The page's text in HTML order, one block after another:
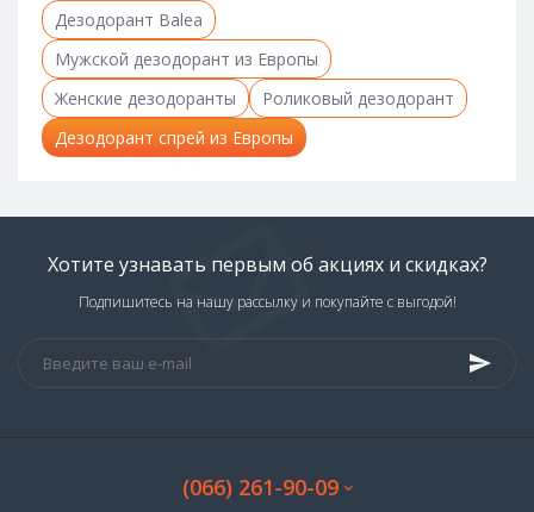
Дезодорант Balea
Мужской дезодорант из Европы
Женские дезодоранты
Роликовый дезодорант
Дезодорант спрей из Европы
Хотите узнавать первым об акциях и скидках?
Подпишитесь на нашу рассылку и покупайте с выгодой!
(066) 261-90-09